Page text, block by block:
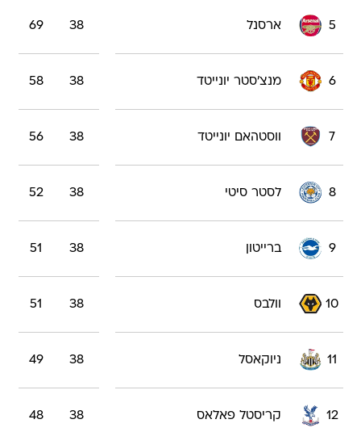
5 ארסנל 38
69
6 מנצ'סטר יונייטד 38
58
7 ווסטהאם יונייטד 38
56
8 לסטר סיטי 38
52
9 ברייטון 38
51
10 וולבס 38
51
11 ניוקאסל 38
49
12 קריסטל פאלאס 38
48